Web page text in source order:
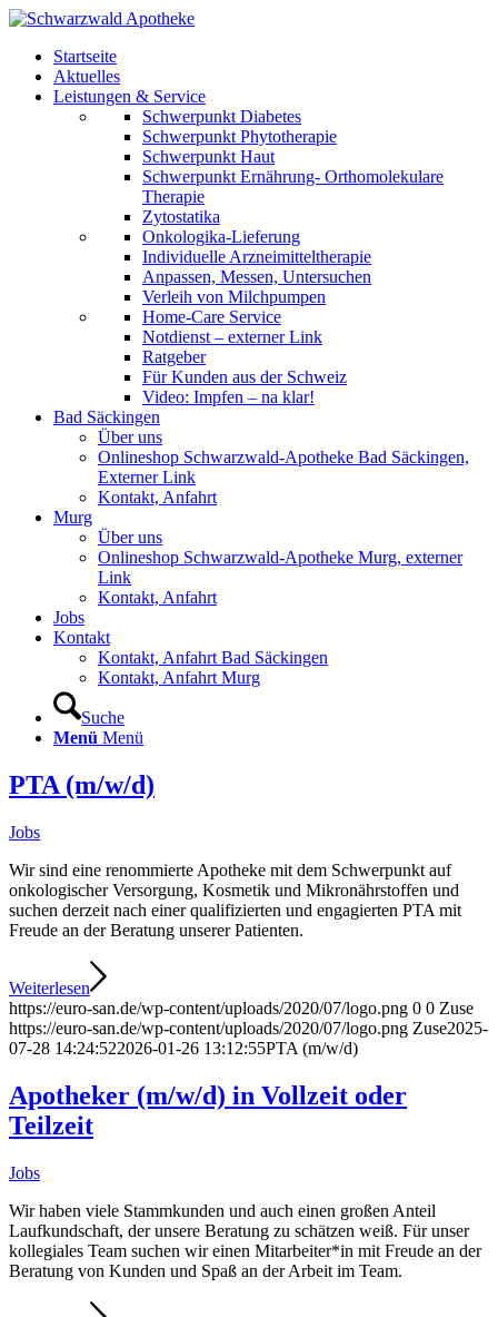
Startseite
Aktuelles
Leistungen & Service
Schwerpunkt Diabetes
Schwerpunkt Phytotherapie
Schwerpunkt Haut
Schwerpunkt Ernährung- Orthomolekulare
Therapie
Zytostatika
Onkologika-Lieferung
Individuelle Arzneimitteltherapie
Anpassen, Messen, Untersuchen
Verleih von Milchpumpen
Home-Care Service
Notdienst – externer Link
Ratgeber
Für Kunden aus der Schweiz
Video: Impfen – na klar!
Bad Säckingen
Über uns
Onlineshop Schwarzwald-Apotheke Bad Säckingen,
Externer Link
Kontakt, Anfahrt
Murg
Über uns
Onlineshop Schwarzwald-Apotheke Murg, externer
Link
Kontakt, Anfahrt
Jobs
Kontakt
Kontakt, Anfahrt Bad Säckingen
Kontakt, Anfahrt Murg
Suche
Menü Menü
PTA (m/w/d)
Jobs
Wir sind eine renommierte Apotheke mit dem Schwerpunkt auf
onkologischer Versorgung, Kosmetik und Mikronährstoffen und
suchen derzeit nach einer qualifizierten und engagierten PTA mit
Freude an der Beratung unserer Patienten.
Weiterlesen
https://euro-san.de/wp-content/uploads/2020/07/logo.png 0 0 Zuse
https://euro-san.de/wp-content/uploads/2020/07/logo.png Zuse2025-
07-28 14:24:522026-01-26 13:12:55PTA (m/w/d)
Apotheker (m/w/d) in Vollzeit oder
Teilzeit
Jobs
Wir haben viele Stammkunden und auch einen großen Anteil
Laufkundschaft, der unsere Beratung zu schätzen weiß. Für unser
kollegiales Team suchen wir einen Mitarbeiter*in mit Freude an der
Beratung von Kunden und Spaß an der Arbeit im Team.